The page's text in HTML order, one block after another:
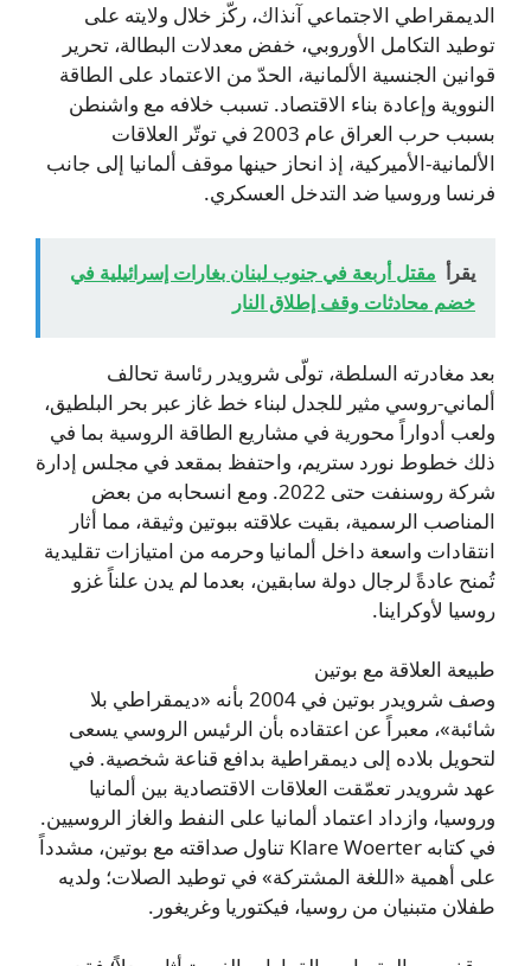
الديمقراطي الاجتماعي آنذاك، ركّز خلال ولايته على
توطيد التكامل الأوروبي، خفض معدلات البطالة، تحرير
قوانين الجنسية الألمانية، الحدّ من الاعتماد على الطاقة
النووية وإعادة بناء الاقتصاد. تسبب خلافه مع واشنطن
بسبب حرب العراق عام 2003 في توتّر العلاقات
الألمانية‑الأميركية، إذ انحاز حينها موقف ألمانيا إلى جانب
فرنسا وروسيا ضد التدخل العسكري.
يقرأ مقتل أربعة في جنوب لبنان بغارات إسرائيلية في
خضم محادثات وقف إطلاق النار
بعد مغادرته السلطة، تولّى شرويدر رئاسة تحالف
ألماني‑روسي مثير للجدل لبناء خط غاز عبر بحر البلطيق،
ولعب أدواراً محورية في مشاريع الطاقة الروسية بما في
ذلك خطوط نورد ستريم، واحتفظ بمقعد في مجلس إدارة
شركة روسنفت حتى 2022. ومع انسحابه من بعض
المناصب الرسمية، بقيت علاقته ببوتين وثيقة، مما أثار
انتقادات واسعة داخل ألمانيا وحرمه من امتيازات تقليدية
تُمنح عادةً لرجال دولة سابقين، بعدما لم يدن علناً غزو
روسيا لأوكراينا.
طبيعة العلاقة مع بوتين
وصف شرويدر بوتين في 2004 بأنه «ديمقراطي بلا
شائبة»، معبراً عن اعتقاده بأن الرئيس الروسي يسعى
لتحويل بلاده إلى ديمقراطية بدافع قناعة شخصية. في
عهد شرويدر تعمّقت العلاقات الاقتصادية بين ألمانيا
وروسيا، وازداد اعتماد ألمانيا على النفط والغاز الروسيين.
في كتابه Klare Woerter تناول صداقته مع بوتين، مشدداً
على أهمية «اللغة المشتركة» في توطيد الصلات؛ ولديه
طفلان متبنيان من روسيا، فيكتوريا وغريغور.